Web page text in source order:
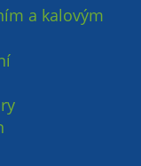
a kalovým